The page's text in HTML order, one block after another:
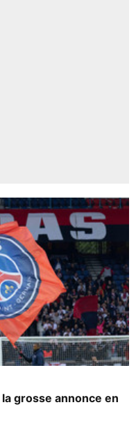
grosse annonce en